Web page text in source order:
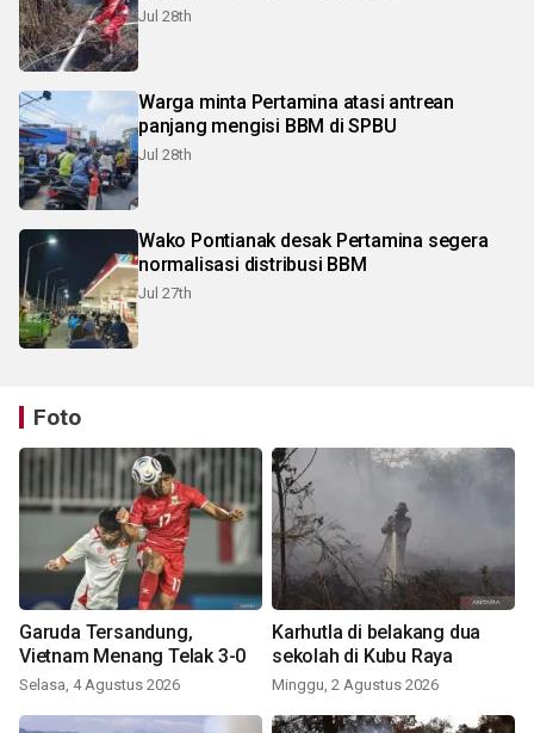
Jul 28th
Warga minta Pertamina atasi antrean
panjang mengisi BBM di SPBU
Jul 28th
Wako Pontianak desak Pertamina segera
normalisasi distribusi BBM
Jul 27th
Foto
Garuda Tersandung,
Vietnam Menang Telak 3-0
Selasa, 4 Agustus 2026
Karhutla di belakang dua
sekolah di Kubu Raya
Minggu, 2 Agustus 2026